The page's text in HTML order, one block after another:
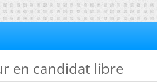
en candidat libre